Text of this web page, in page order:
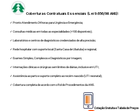
Coberturas Contratuais Essenciais (Lei 9.656/98 ANS):
✓ Pronto Atendimento 24 horas para Urgência e Emergência;
✓ Consultas médicas em todas as especialidades (+100 disponíveis);
✓ Laboratórios e centros de diagnósticos credenciados de alta precisão;
✓ Rede hospitalar com suporte local (Santa Casa de Ubatuba) e regional;
✓ Exames Simples, Complexos e Diagnósticos por Imagem;
✓ Internações clínicas e cirúrgicas sem limites de diárias, inclusive em UTI;
✓ Assistência ao parto e suporte completo ao recém-nascido (UTI neonatal);
✓ Cobertura completa de acordo com o Rol de Procedimentos da ANS.
Cotação Gratuita e Tabela de Preços